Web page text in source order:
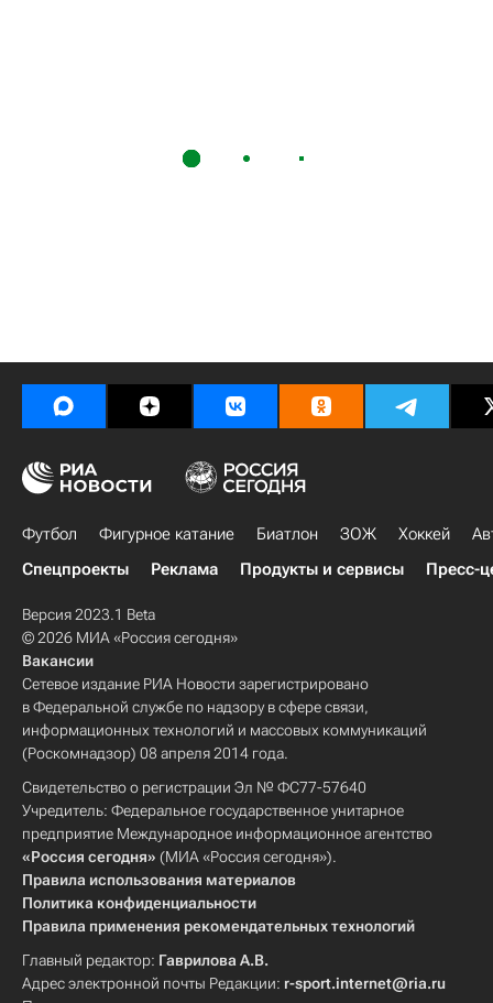
Футбол Фигурное катание Биатлон ЗОЖ Хоккей
Спецпроекты
Реклама Продукты и сервисы Пресс-
Версия 2023.1 Beta
© 2026 МИА «Россия сегодня»
Вакансии
Сетевое издание РИА Новости зарегистрировано
в Федеральной службе по надзору в сфере связи,
информационных технологий и массовых коммуникаций
(Роскомнадзор) 08 апреля 2014 года.
Свидетельство о регистрации Эл № ФС77-57640
Учредитель: Федеральное государственное унитарное
предприятие Международное информационное агентство
«Россия сегодня» (МИА «Россия сегодня»).
Правила использования материалов
Политика конфиденциальности
Правила применения рекомендательных технологий
Главный редактор: Гаврилова А.В.
Адрес электронной почты Редакции: r-sport.internet@ria.ru